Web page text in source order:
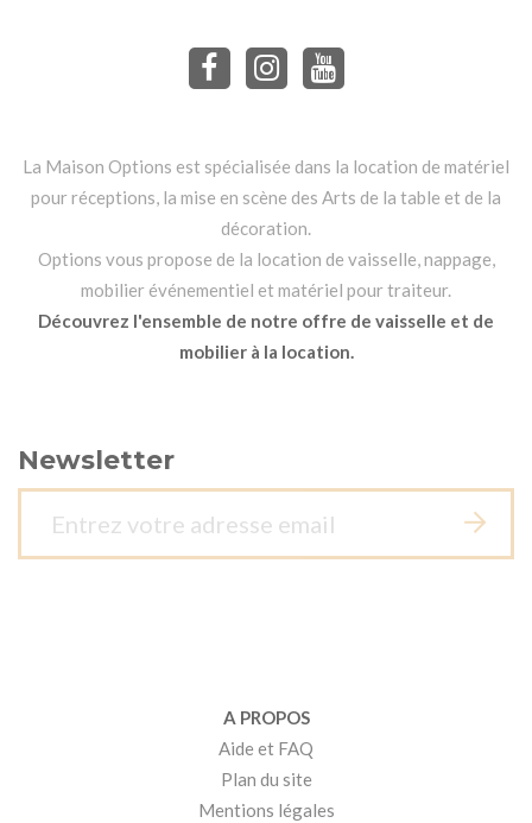
La Maison Options est spécialisée dans la location de matériel
pour réceptions, la mise en scène des Arts de la table et de la
décoration.
Options vous propose de la location de vaisselle, nappage,
mobilier événementiel et matériel pour traiteur.
Découvrez l'ensemble de notre offre de vaisselle et de
mobilier à la location.
Newsletter
A PROPOS
Aide et FAQ
Plan du site
Mentions légales